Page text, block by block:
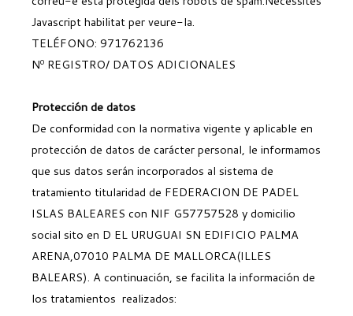
CLUBS EIVISSA I FORMENTERA
DEPARTAMENTS
DESCARREGAR NORMATIVES
REGLAMENT DISCIPLINARI
NOTÍCIES
JUTGE ÀRBITRE
ASSEGURANÇA MÈDICA
FORMACIÓ - CURSOS
CURS MONITOR DE PÀDEL
BÚSTIA DE
SUGGERIMENTS
ELECCIONS 2024
AVISOS LEGALS
POLÍTICA DE COOKIES
CONDICIONS DE US
POLÍTICA DE PRIVADESA I DE XARXES SOCIALS
Javascript habilitat per veure-la.
TELÉFONO: 971762136
Nº REGISTRO/ DATOS ADICIONALES
Protección de datos
De conformidad con la normativa vigente y aplicable en
protección de datos de carácter personal, le informamos
que sus datos serán incorporados al sistema de
tratamiento titularidad de FEDERACION DE PADEL
ISLAS BALEARES con NIF G57757528 y domicilio
social sito en D EL URUGUAI SN EDIFICIO PALMA
ARENA,07010 PALMA DE MALLORCA(ILLES
BALEARS). A continuación, se facilita la información de
los tratamientos realizados: